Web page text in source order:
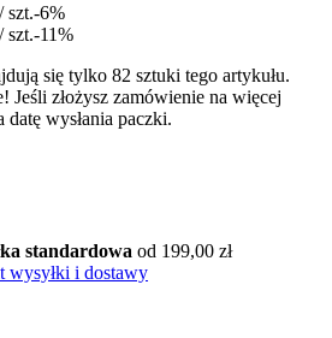
szt.-6%
szt.-11%
się tylko 82 sztuki tego artykułu.
Jeśli złożysz zamówienie na więcej
datę wysłania paczki.
standardowa od 199,00 zł
wysyłki i dostawy